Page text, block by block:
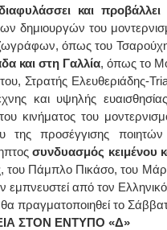
και προβάλλει
δημιουργών του
όπως του
και στη Γαλλία, όπως το
Στρατής Ελευθεριάδης-
και υψηλής
του κινήματος του
της προσέγγισης
συνδυασμός κειμένου
του Πάμπλο Πικάσο, του
εμπνευστεί από τον
πραγματοποιηθεί το
ΣΤΟΝ ΕΝΤΥΠΟ «Δ»